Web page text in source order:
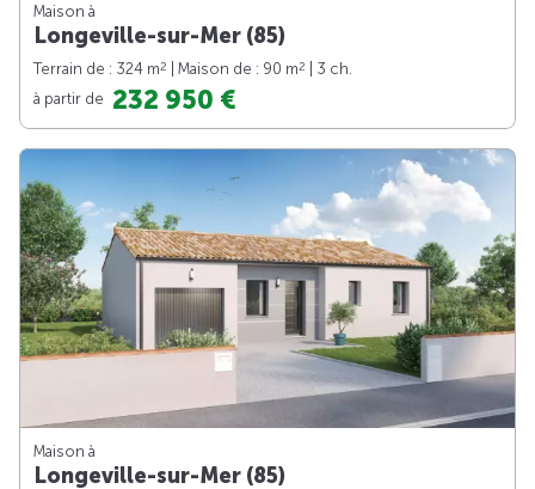
Maison à
Longeville-sur-Mer (85)
Terrain de : 324 m2 | Maison de : 90 m2
| 3 ch.
à partir de 232 950 €
Maison à
Longeville-sur-Mer (85)